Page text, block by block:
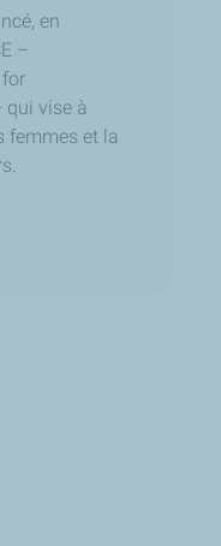
en
–
qui vise à
femmes et la